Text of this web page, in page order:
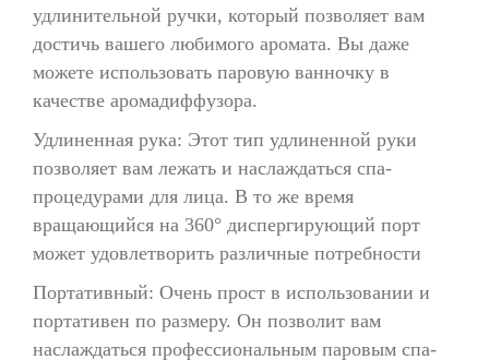
удлинительной ручки, который позволяет вам
достичь вашего любимого аромата. Вы даже
можете использовать паровую ванночку в
качестве аромадиффузора.
Удлиненная рука: Этот тип удлиненной руки
позволяет вам лежать и наслаждаться спа-
процедурами для лица. В то же время
вращающийся на 360° диспергирующий порт
может удовлетворить различные потребности
Портативный: Очень прост в использовании и
портативен по размеру. Он позволит вам
наслаждаться профессиональным паровым спа-